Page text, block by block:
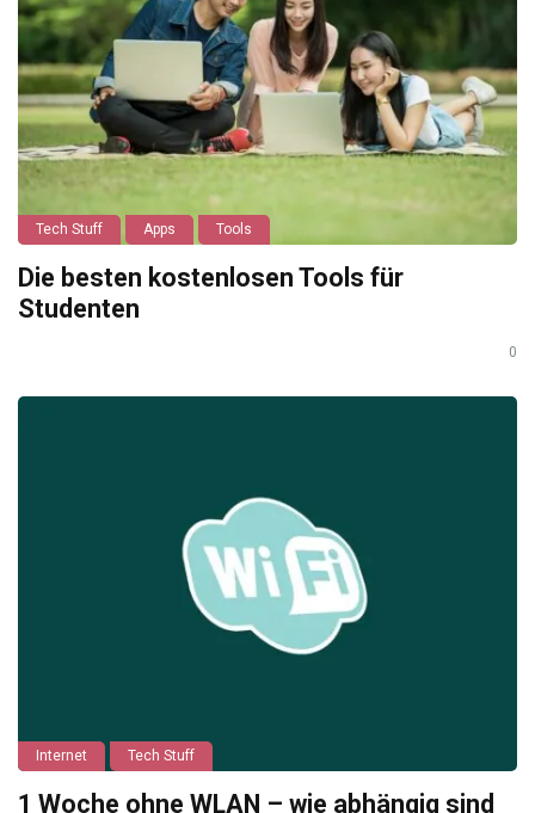
Tech Stuff Apps Tools
Die besten kostenlosen Tools für
Studenten
0
Internet Tech Stuff
1 Woche ohne WLAN – wie abhängig sind